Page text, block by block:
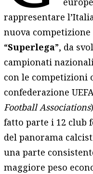
rappresentare
nuova
“Superlega”, da
campionati
con le competizioni
confederazione
Football Associations
fatto parte i 12 club
del panorama
una parte
maggiore peso